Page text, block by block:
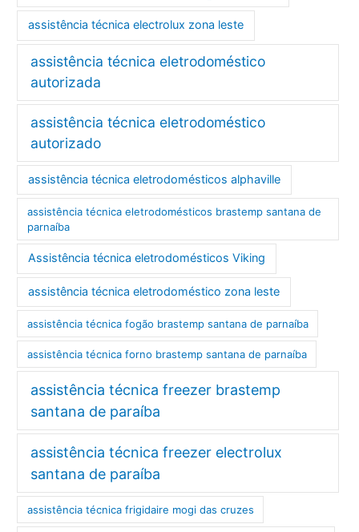
assistência técnica electrolux zona leste
assistência técnica eletrodoméstico
autorizada
assistência técnica eletrodoméstico
autorizado
assistência técnica eletrodomésticos alphaville
assistência técnica eletrodomésticos brastemp santana de
parnaíba
Assistência técnica eletrodomésticos Viking
assistência técnica eletrodoméstico zona leste
assistência técnica fogão brastemp santana de parnaíba
assistência técnica forno brastemp santana de parnaíba
assistência técnica freezer brastemp
santana de paraíba
assistência técnica freezer electrolux
santana de paraíba
assistência técnica frigidaire mogi das cruzes